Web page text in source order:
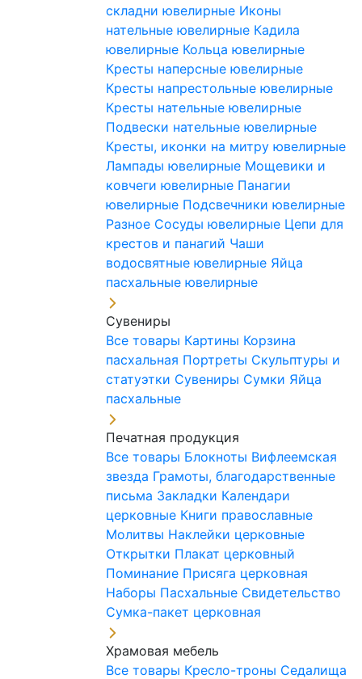
складни ювелирные Иконы
нательные ювелирные Кадила
ювелирные Кольца ювелирные
Кресты наперсные ювелирные
Кресты напрестольные ювелирные
Кресты нательные ювелирные
Подвески нательные ювелирные
Кресты, иконки на митру ювелирные
Лампады ювелирные Мощевики и
ковчеги ювелирные Панагии
ювелирные Подсвечники ювелирные
Разное Сосуды ювелирные Цепи для
крестов и панагий Чаши
водосвятные ювелирные Яйца
пасхальные ювелирные
Сувениры
Все товары Картины Корзина
пасхальная Портреты Скульптуры и
статуэтки Сувениры Сумки Яйца
пасхальные
Печатная продукция
Все товары Блокноты Вифлеемская
звезда Грамоты, благодарственные
письма Закладки Календари
церковные Книги православные
Молитвы Наклейки церковные
Открытки Плакат церковный
Поминание Присяга церковная
Наборы Пасхальные Свидетельство
Сумка-пакет церковная
Храмовая мебель
Все товары Кресло-троны Седалища